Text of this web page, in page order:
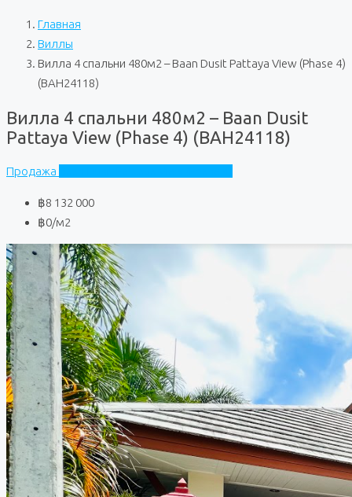
Главная
Виллы
Вилла 4 спальни 480м2 – Baan Dusit Pattaya View (Phase 4)
(BAH24118)
Вилла 4 спальни 480м2 – Baan Dusit
Pattaya View (Phase 4) (BAH24118)
Продажа
฿8 132 000
฿0/м2